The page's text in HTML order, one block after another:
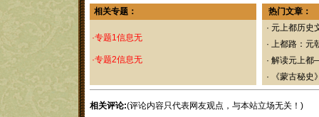
相关专题：
·专题1信息无
·专题2信息无
热门文章：
· 元上都历史
· 上都路：元
· 解读元上都
·
《蒙古秘
相关评论:(评论内容只代表网友观点，与本站立场无关！)